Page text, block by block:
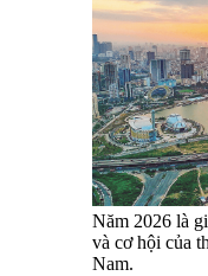
Năm 2026 là
và cơ hội của
Nam.